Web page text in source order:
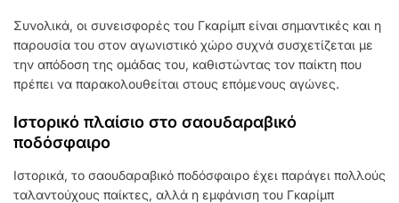
Συνολικά, οι συνεισφορές του Γκαρίμπ είναι σημαντικές και η
παρουσία του στον αγωνιστικό χώρο συχνά συσχετίζεται με
την απόδοση της ομάδας του, καθιστώντας τον παίκτη που
πρέπει να παρακολουθείται στους επόμενους αγώνες.
Ιστορικό πλαίσιο στο σαουδαραβικό
ποδόσφαιρο
Ιστορικά, το σαουδαραβικό ποδόσφαιρο έχει παράγει πολλούς
ταλαντούχους παίκτες, αλλά η εμφάνιση του Γκαρίμπ